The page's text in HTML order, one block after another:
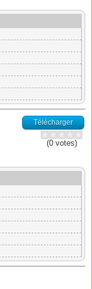
Télécharger
(0 votes)